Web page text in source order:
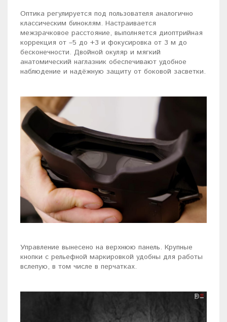
Оптика регулируется под пользователя аналогично
классическим биноклям. Настраивается
межзрачковое расстояние, выполняется диоптрийная
коррекция от –5 до +3 и фокусировка от 3 м до
бесконечности. Двойной окуляр и мягкий
анатомический наглазник обеспечивают удобное
наблюдение и надёжную защиту от боковой засветки.
Управление вынесено на верхнюю панель. Крупные
кнопки с рельефной маркировкой удобны для работы
вслепую, в том числе в перчатках.